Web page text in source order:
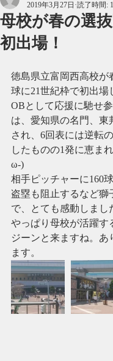
母校が春の選
初出場！
2019年3月27日 読了時間:
徳島県立富岡西高校が
球に21世紀枠で初出場
OBとして応援に馳せ
は、愛知県の名門、東
され、6回表には逆転
したものの1発に恵ま
ω-)
相手ピッチャーに160
盗塁も阻止するなど獅
で、とても感動しまし
やっぱり母校が活躍す
ジーンと来ますね。あ
ます。